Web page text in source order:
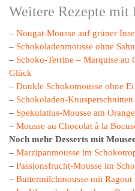
Weitere Rezepte mit
– Nougat-Mousse auf grüner
– Schokoladenmousse ohne
– Schoko-Terrine – Marquise au
Glück
– Dunkle Schokomousse ohne
– Schokoladen-
– Spekulatius-Mousse am
– Mousse au Chocolat à la
Noch mehr Desserts mit
– Marzipanmousse im
– Passionsfrucht-Mousse im
– Buttermilchmousse mit